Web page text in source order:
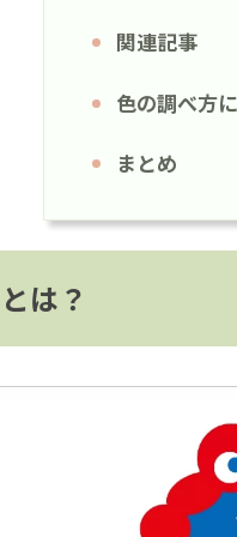
関連記事
色の調べ方
まとめ
は？